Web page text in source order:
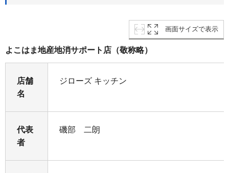
画面サイズで表示
よこはま地産地消サポート店（敬称略）
店舗
名
ジローズ キッチン
代表
者
磯部 二朗